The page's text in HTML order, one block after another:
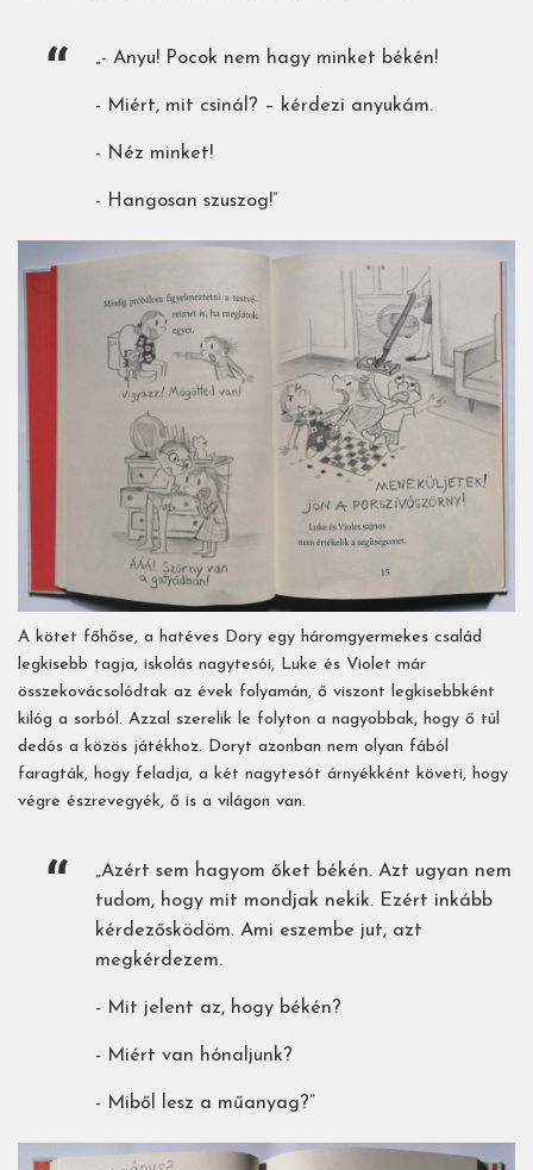
„- Anyu! Pocok nem hagy minket békén!
- Miért, mit csinál? – kérdezi anyukám.
- Néz minket!
- Hangosan szuszog!”
A kötet főhőse, a hatéves Dory egy háromgyermekes család
legkisebb tagja, iskolás nagytesói, Luke és Violet már
összekovácsolódtak az évek folyamán, ő viszont legkisebbként
kilóg a sorból. Azzal szerelik le folyton a nagyobbak, hogy ő túl
dedós a közös játékhoz. Doryt azonban nem olyan fából
faragták, hogy feladja, a két nagytesót árnyékként követi, hogy
végre észrevegyék, ő is a világon van.
„Azért sem hagyom őket békén. Azt ugyan nem
tudom, hogy mit mondjak nekik. Ezért inkább
kérdezősködöm. Ami eszembe jut, azt
megkérdezem.
- Mit jelent az, hogy békén?
- Miért van hónaljunk?
- Miből lesz a műanyag?”